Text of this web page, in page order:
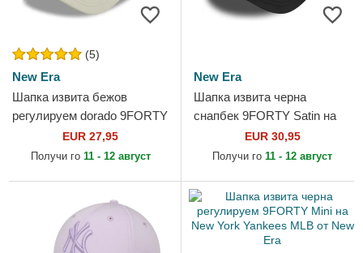
(5)
New Era
Шапка извита бежов
регулируем dorado 9FORTY
Metallic на New York
Yankees MLB от New Era
EUR 27,95
Получи го 11 - 12 август
New Era
Шапка извита черна
снапбек 9FORTY Satin на
New York Yankees MLB от
New Era
EUR 30,95
Получи го 11 - 12 август